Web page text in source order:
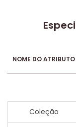
NOME DO ATRIBUTO
Coleção